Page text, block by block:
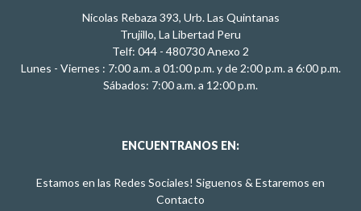
Nicolas Rebaza 393, Urb. Las Quintanas
Trujillo, La Libertad Peru
Telf: 044 - 480730 Anexo 2
Lunes - Viernes : 7:00 a.m. a 01:00 p.m. y de 2:00 p.m. a 6:00 p.m.
Sábados: 7:00 a.m. a 12:00 p.m.
ENCUENTRANOS EN:
Estamos en las Redes Sociales! Siguenos & Estaremos en
Contacto